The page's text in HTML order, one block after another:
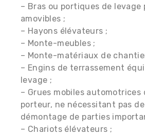
– Bras ou portiques de levage
amovibles ;
– Hayons élévateurs ;
– Monte-meubles ;
– Monte-matériaux de
– Engins de terrassement
levage ;
– Grues mobiles automotrices
porteur, ne nécessitant pas
démontage de parties
– Chariots élévateurs ;